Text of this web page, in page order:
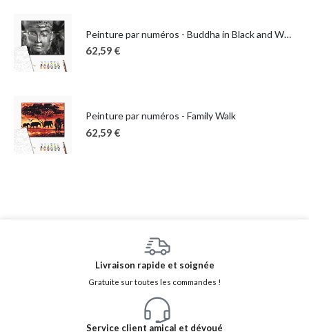
Peinture par numéros - Buddha in Black and White
62,59 €
Peinture par numéros - Family Walk
62,59 €
Livraison rapide et soignée
Gratuite sur toutes les commandes !
Service client amical et dévoué